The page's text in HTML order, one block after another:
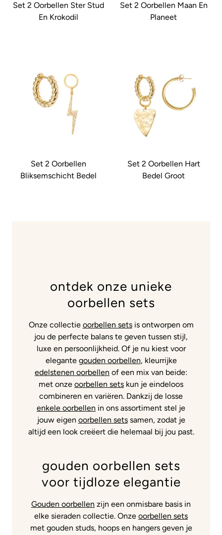
Set 2 Oorbellen Ster Stud
En Krokodil
Set 2 Oorbellen Maan En
Planeet
Set 2 Oorbellen
Bliksemschicht Bedel
Set 2 Oorbellen Hart
Bedel Groot
ontdek onze unieke
oorbellen sets
Onze collectie oorbellen setsis ontworpen om
jou de perfecte balans te geven tussen stijl,
luxe en persoonlijkheid. Of je nu kiest voor
elegante gouden oorbellen, kleurrijke
edelstenen oorbellen of een mix van beide:
met onze oorbellen sets kun je eindeloos
combineren en variëren. Dankzij de losse
enkele oorbellen in ons assortiment stel je
jouw eigen oorbellen setssamen, zodat je
altijd een look creëert die helemaal bij jou past.
gouden oorbellen sets
voor tijdloze elegantie
Gouden oorbellen zijn een onmisbare basis in
elke sieraden collectie. Onze oorbellen sets
met gouden studs, hoops en hangers geven je